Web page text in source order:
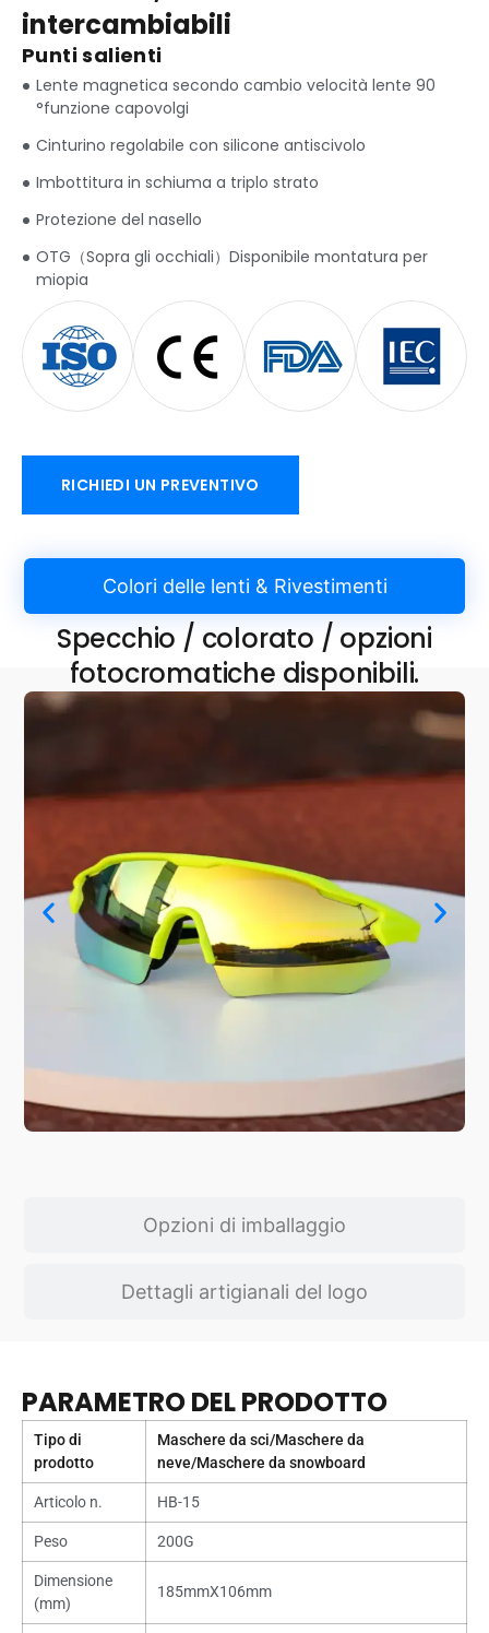
intercambiabili
Punti salienti
Lente magnetica secondo cambio velocità lente 90
°funzione capovolgi
Cinturino regolabile con silicone antiscivolo
Imbottitura in schiuma a triplo strato
Protezione del nasello
OTG（Sopra gli occhiali）Disponibile montatura per
miopia
RICHIEDI UN PREVENTIVO
Colori delle lenti & Rivestimenti
Opzioni di imballaggio
Dettagli artigianali del logo
Specchio / colorato / opzioni
fotocromatiche disponibili.
PARAMETRO DEL PRODOTTO
Tipo di
prodotto
Maschere da sci/Maschere da
neve/Maschere da snowboard
Articolo n. HB-15
Peso 200G
Dimensione
(mm)
185mmX106mm